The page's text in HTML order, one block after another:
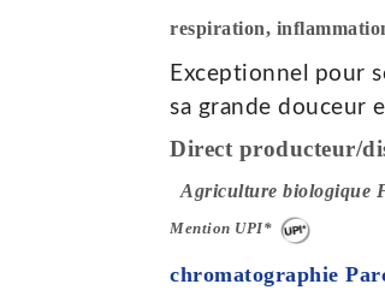
respiration,
Exceptionnel pour
sa grande douceur
Direct producteur/
Agriculture biologique
Mention UPI*
chromatographie